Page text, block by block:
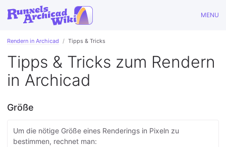
MENU
Rendern in Archicad Tipps & Tricks
Tipps & Tricks zum Rendern
in Archicad
Größe
Um die nötige Größe eines Renderings in Pixeln zu
bestimmen, rechnet man: